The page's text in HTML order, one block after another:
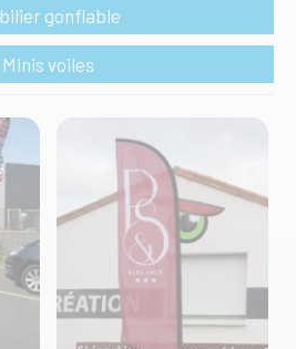
gonflable
Minis voiles
Voiles – Fabrication
Cliquez-Pub ©2024